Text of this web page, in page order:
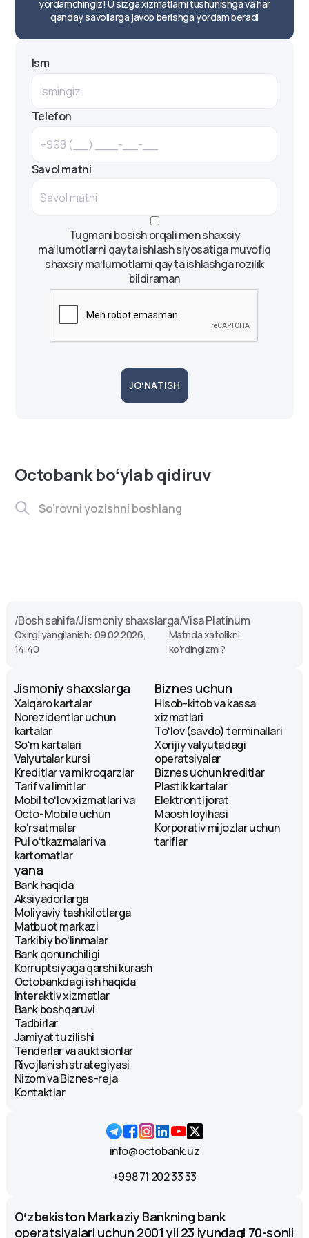
yordamchingiz! U sizga xizmatlarni tushunishga va har
qanday savollarga javob berishga yordam beradi
Ism
Telefon
Savol matni
Tugmani bosish orqali men shaxsiy
maʻlumotlarni qayta ishlash siyosatiga muvofiq
shaxsiy maʻlumotlarni qayta ishlashga rozilik
bildiraman
JOʻNATISH
Octobank boʻylab qidiruv
/Bosh sahifa/Jismoniy shaxslarga/Visa Platinum
Oxirgi yangilanish: 09.02.2026,
14:40
Matnda xatolikni
ko‘rdingizmi?
Jismoniy shaxslarga
Xalqaro kartalar
Norezidentlar uchun
kartalar
Soʻm kartalari
Valyutalar kursi
Kreditlar va mikroqarzlar
Tarif va limitlar
Mobil toʻlov xizmatlari va
Octo-Mobile uchun
koʻrsatmalar
Pul oʻtkazmalari va
kartomatlar
Biznes uchun
Hisob-kitob va kassa
xizmatlari
Toʻlov (savdo) terminallari
Xorijiy valyutadagi
operatsiyalar
Biznes uchun kreditlar
Plastik kartalar
Elektron tijorat
Maosh loyihasi
Korporativ mijozlar uchun
tariflar
yana
Bank haqida
Aksiyadorlarga
Moliyaviy tashkilotlarga
Matbuot markazi
Tarkibiy boʻlinmalar
Bank qonunchiligi
Korruptsiyaga qarshi kurash
Octobankdagi ish haqida
Interaktiv xizmatlar
Bank boshqaruvi
Tadbirlar
Jamiyat tuzilishi
Tenderlar va auktsionlar
Rivojlanish strategiyasi
Nizom va Biznes-reja
Kontaktlar
info@octobank.uz
+998 71 202 33 33
Oʻzbekiston Markaziy Bankning bank
operatsiyalari uchun 2001 yil 23 iyundagi 70-sonli